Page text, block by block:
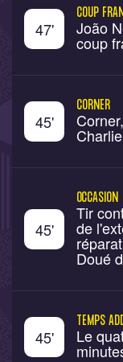
47'
COUP
João
coup
45'
CORNER
45'
OCCASION
Tir
de
Doué
45'
TEMPS
Le